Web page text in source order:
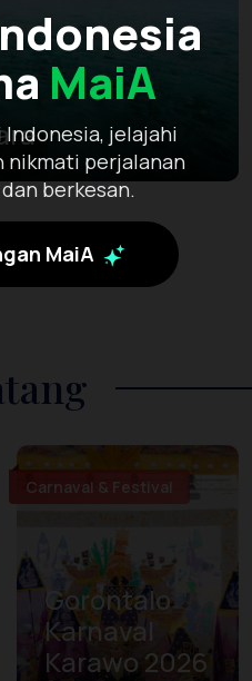
MaiA
jelajahi
nikmati perjalanan
berkesan.
MaiA
Carnaval & Festival
Gorontalo
Karnaval
Karawo 2026